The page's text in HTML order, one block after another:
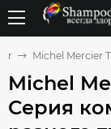
Michel Mercier
Michel
Серия